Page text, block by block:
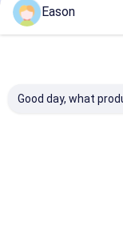
Empfohlene
Eason
Good day, what